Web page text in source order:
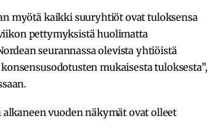
myötä kaikki suuryhtiöt ovat tuloksensa
pettymyksistä huolimatta
seurannassa olevista yhtiöistä
mukaisesta tuloksesta”,
vuoden näkymät ovat olleet